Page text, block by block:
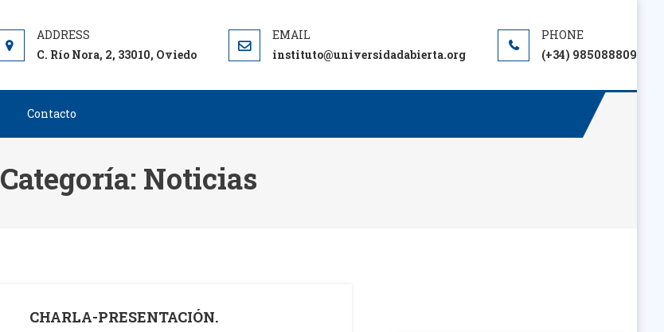
C. Río Nora, 2, 33010, Oviedo instituto@universidadabierta.org (+34) 985088809
Contacto
Categoría: Noticias
CHARLA-PRESENTACIÓN.